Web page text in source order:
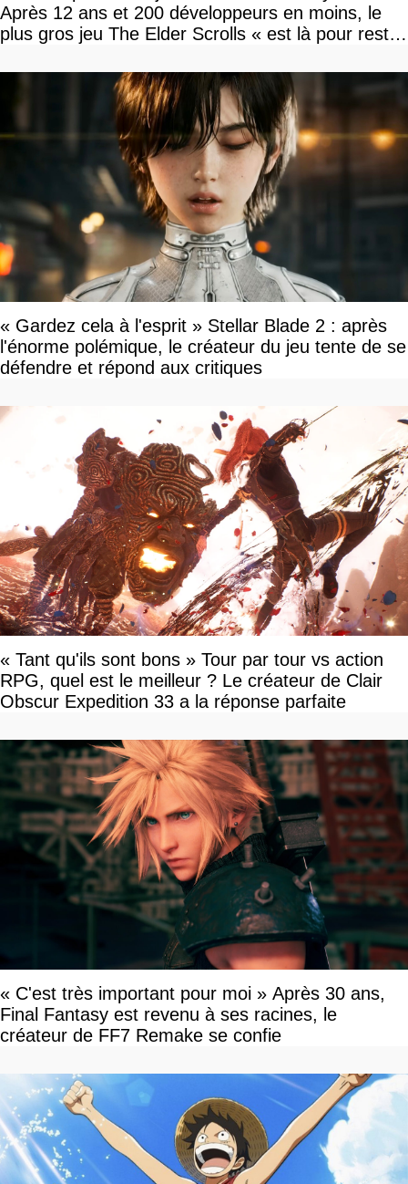
Après 12 ans et 200 développeurs en moins, le
plus gros jeu The Elder Scrolls « est là pour rester
« Gardez cela à l'esprit » Stellar Blade 2 : après
l'énorme polémique, le créateur du jeu tente de se
défendre et répond aux critiques
« Tant qu'ils sont bons » Tour par tour vs action
RPG, quel est le meilleur ? Le créateur de Clair
Obscur Expedition 33 a la réponse parfaite
« C'est très important pour moi » Après 30 ans,
Final Fantasy est revenu à ses racines, le
créateur de FF7 Remake se confie